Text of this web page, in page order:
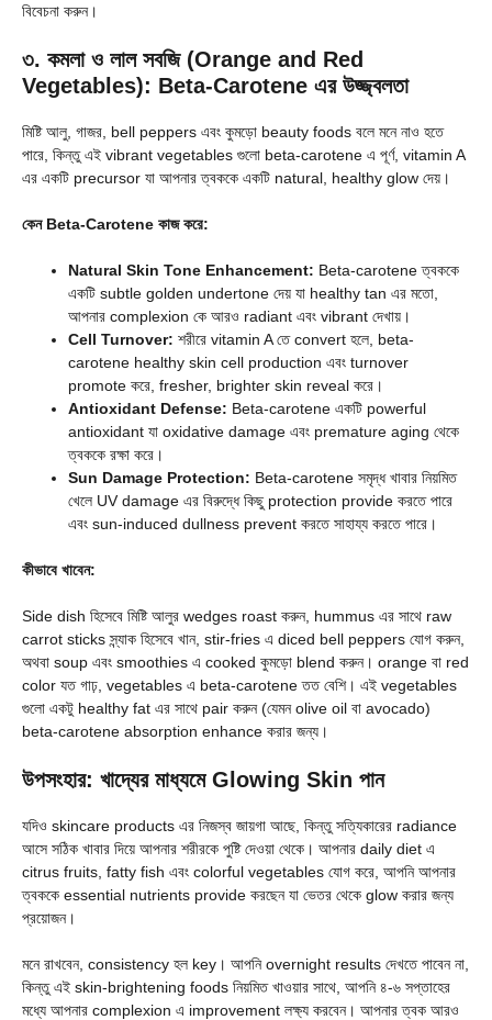
বিবেচনা করুন।
৩. কমলা ও লাল সবজি (Orange and Red
Vegetables): Beta-Carotene এর উজ্জ্বলতা
মিষ্টি আলু, গাজর, bell peppers এবং কুমড়ো beauty foods বলে মনে নাও হতে
পারে, কিন্তু এই vibrant vegetables গুলো beta-carotene এ পূর্ণ, vitamin A
এর একটি precursor যা আপনার ত্বককে একটি natural, healthy glow দেয়।
কেন Beta-Carotene কাজ করে:
Natural Skin Tone Enhancement: Beta-carotene ত্বককে
একটি subtle golden undertone দেয় যা healthy tan এর মতো,
আপনার complexion কে আরও radiant এবং vibrant দেখায়।
Cell Turnover: শরীরে vitamin A তে convert হলে, beta-
carotene healthy skin cell production এবং turnover
promote করে, fresher, brighter skin reveal করে।
Antioxidant Defense: Beta-carotene একটি powerful
antioxidant যা oxidative damage এবং premature aging থেকে
ত্বককে রক্ষা করে।
Sun Damage Protection: Beta-carotene সমৃদ্ধ খাবার নিয়মিত
খেলে UV damage এর বিরুদ্ধে কিছু protection provide করতে পারে
এবং sun-induced dullness prevent করতে সাহায্য করতে পারে।
কীভাবে খাবেন:
Side dish হিসেবে মিষ্টি আলুর wedges roast করুন, hummus এর সাথে raw
carrot sticks স্ন্যাক হিসেবে খান, stir-fries এ diced bell peppers যোগ করুন,
অথবা soup এবং smoothies এ cooked কুমড়ো blend করুন। orange বা red
color যত গাঢ়, vegetables এ beta-carotene তত বেশি। এই vegetables
গুলো একটু healthy fat এর সাথে pair করুন (যেমন olive oil বা avocado)
beta-carotene absorption enhance করার জন্য।
উপসংহার: খাদ্যের মাধ্যমে Glowing Skin পান
যদিও skincare products এর নিজস্ব জায়গা আছে, কিন্তু সত্যিকারের radiance
আসে সঠিক খাবার দিয়ে আপনার শরীরকে পুষ্টি দেওয়া থেকে। আপনার daily diet এ
citrus fruits, fatty fish এবং colorful vegetables যোগ করে, আপনি আপনার
ত্বককে essential nutrients provide করছেন যা ভেতর থেকে glow করার জন্য
প্রয়োজন।
মনে রাখবেন, consistency হল key। আপনি overnight results দেখতে পাবেন না,
কিন্তু এই skin-brightening foods নিয়মিত খাওয়ার সাথে, আপনি ৪-৬ সপ্তাহের
মধ্যে আপনার complexion এ improvement লক্ষ্য করবেন। আপনার ত্বক আরও